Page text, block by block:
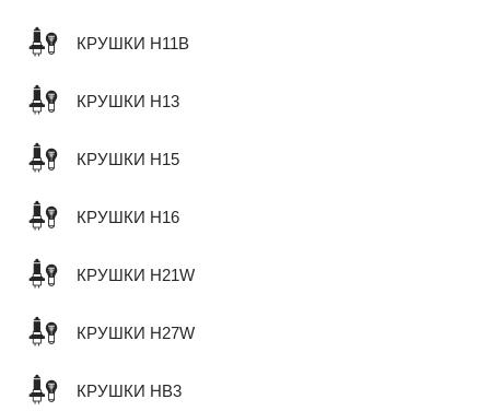
КРУШКИ H11B
КРУШКИ H13
КРУШКИ H15
КРУШКИ H16
КРУШКИ H21W
КРУШКИ H27W
КРУШКИ HB3